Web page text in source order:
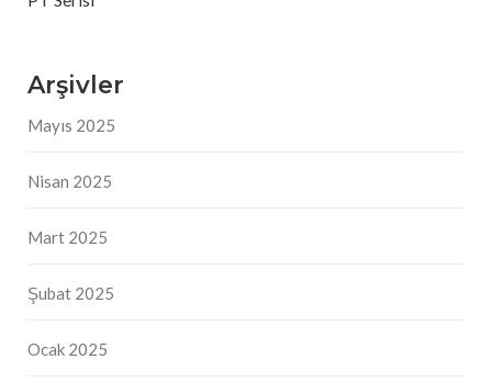
Arşivler
Mayıs 2025
Nisan 2025
Mart 2025
Şubat 2025
Ocak 2025